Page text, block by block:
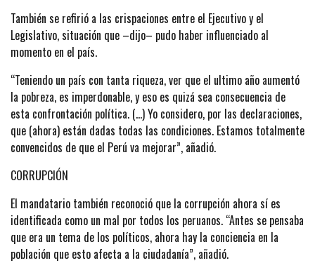
También se refirió a las crispaciones entre el Ejecutivo y el
Legislativo, situación que –dijo– pudo haber influenciado al
momento en el país.
“Teniendo un país con tanta riqueza, ver que el ultimo año aumentó
la pobreza, es imperdonable, y eso es quizá sea consecuencia de
esta confrontación política. (...) Yo considero, por las declaraciones,
que (ahora) están dadas todas las condiciones. Estamos totalmente
convencidos de que el Perú va mejorar”, añadió.
CORRUPCIÓN
El mandatario también reconoció que la corrupción ahora sí es
identificada como un mal por todos los peruanos. “Antes se pensaba
que era un tema de los políticos, ahora hay la conciencia en la
población que esto afecta a la ciudadanía”, añadió.